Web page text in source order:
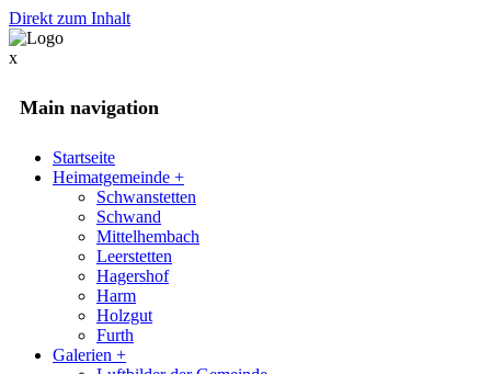
Direkt zum Inhalt
x
Main navigation
Startseite
Heimatgemeinde +
Schwanstetten
Schwand
Mittelhembach
Leerstetten
Hagershof
Harm
Holzgut
Furth
Galerien +